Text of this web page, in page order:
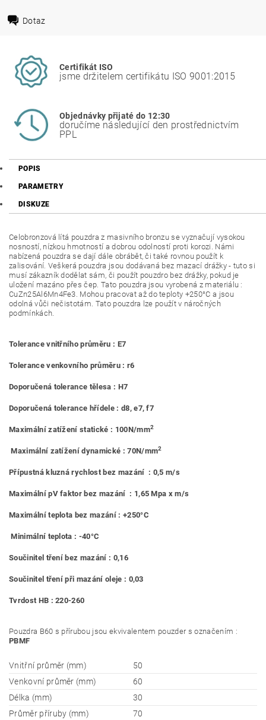
Dotaz
Certifikát ISO
jsme držitelem certifikátu ISO 9001:2015
Objednávky přijaté do 12:30
doručíme následující den prostřednictvím
PPL
POPIS
PARAMETRY
DISKUZE
Celobronzová lítá pouzdra z masivního bronzu se vyznačují vysokou
nosností, nízkou hmotností a dobrou odolností proti korozi. Námi
nabízená pouzdra se dají dále obrábět, či také rovnou použít k
zalisování. Veškerá pouzdra jsou dodávaná bez mazací drážky - tuto si
musí zákazník dodělat sám, či použít pouzdro bez drážky, pokud je
uložení mazáno přes čep. Tato pouzdra jsou vyrobená z materiálu :
CuZn25Al6Mn4Fe3. Mohou pracovat až do teploty +250°C a jsou
odolná vůči nečistotám. Tato pouzdra lze použít v náročných
podmínkách.
Tolerance vnitřního průměru : E7
Tolerance venkovního průměru : r6
Doporučená tolerance tělesa : H7
Doporučená tolerance hřídele : d8, e7, f7
Maximální zatížení statické : 100N/mm2
Maximální zatížení dynamické : 70N/mm2
Přípustná kluzná rychlost bez mazání : 0,5 m/s
Maximální pV faktor bez mazání : 1,65 Mpa x m/s
Maximální teplota bez mazání : +250°C
Minimální teplota : -40°C
Součinitel tření bez mazání : 0,16
Součinitel tření při mazání oleje : 0,03
Tvrdost HB : 220-260
Pouzdra B60 s přírubou jsou ekvivalentem pouzder s označením :
PBMF
Vnitřní průměr (mm)
50
Venkovní průměr (mm)
60
Délka (mm)
30
Průměr příruby (mm)
70